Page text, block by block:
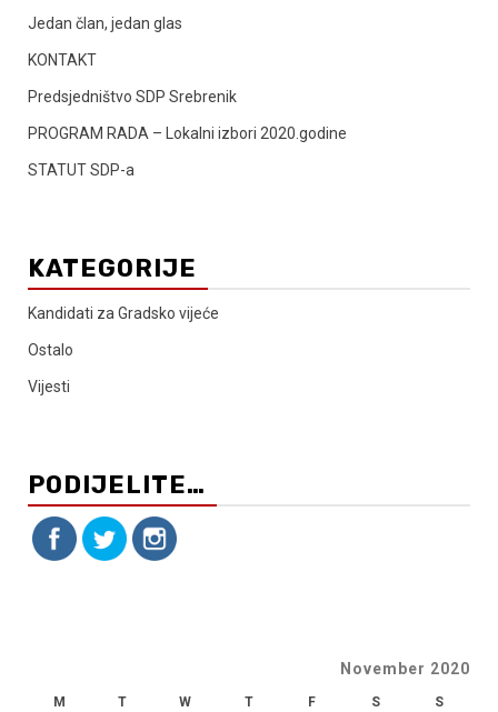
Jedan član, jedan glas
KONTAKT
Predsjedništvo SDP Srebrenik
PROGRAM RADA – Lokalni izbori 2020.godine
STATUT SDP-a
KATEGORIJE
Kandidati za Gradsko vijeće
Ostalo
Vijesti
PODIJELITE…
November 2020
M T W T F S S